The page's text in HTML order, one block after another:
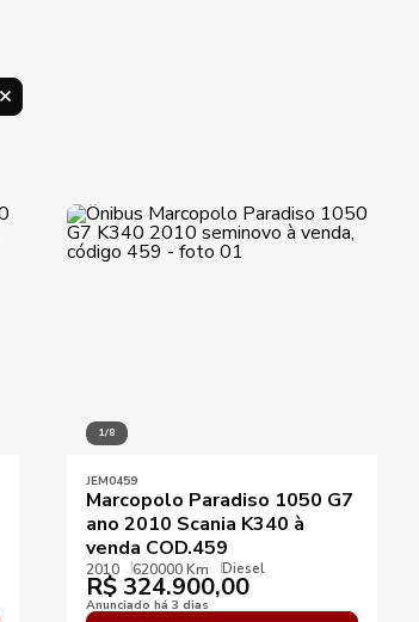
Preço máximo
1/8
JEM0459
Marcopolo Paradiso 1050 G7
ano 2010 Scania K340 à
venda COD.459
2010 620000 Km Diesel
R$ 324.900,00
Anunciado há 3 dias